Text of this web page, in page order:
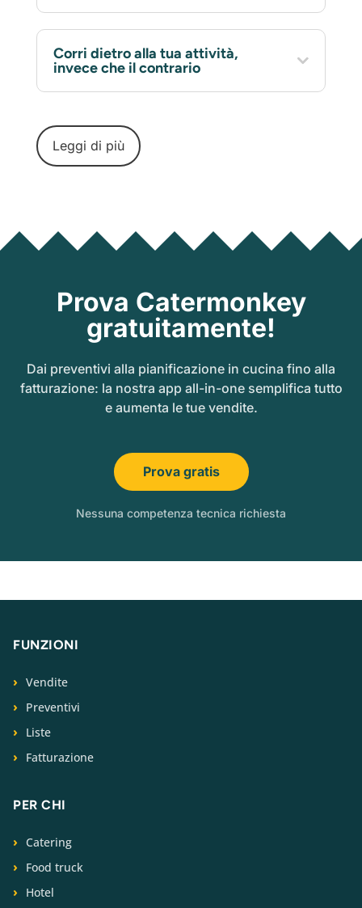
Corri dietro alla tua attività,
invece che il contrario
Leggi di più
Prova Catermonkey
gratuitamente!
Dai preventivi alla pianificazione in cucina fino alla
fatturazione: la nostra app all-in-one semplifica tutto
e aumenta le tue vendite.
Prova gratis
Nessuna competenza tecnica richiesta
FUNZIONI
Vendite
Preventivi
Liste
Fatturazione
PER CHI
Catering
Food truck
Hotel